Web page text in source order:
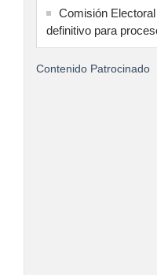
Comisión
definitivo para
Contenido Patrocinado